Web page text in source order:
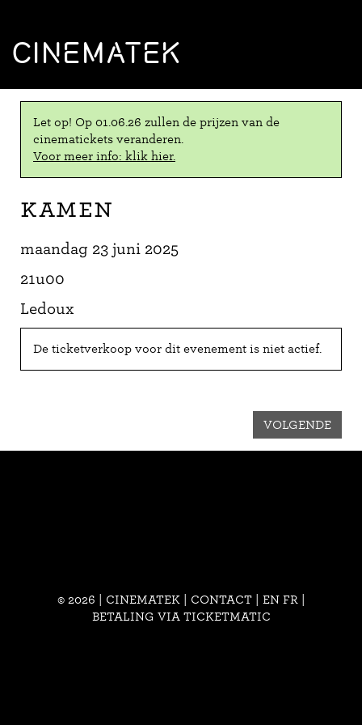
CINEMATEK
Let op! Op 01.06.26 zullen de prijzen van de
cinematickets veranderen.
Voor meer info: klik hier.
Kamen
maandag 23 juni 2025
21u00
Ledoux
De ticketverkoop voor dit evenement is niet actief.
VOLGENDE
© 2026 | CINEMATEK | CONTACT| EN FR
BETALING VIA TICKETMATIC